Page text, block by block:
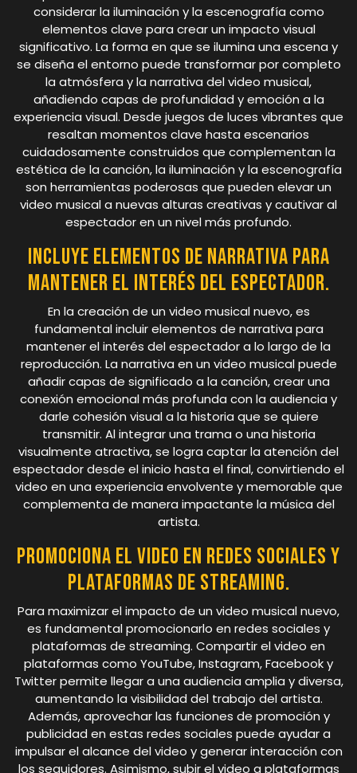
considerar la iluminación y la escenografía como
elementos clave para crear un impacto visual
significativo. La forma en que se ilumina una escena y
se diseña el entorno puede transformar por completo
la atmósfera y la narrativa del video musical,
añadiendo capas de profundidad y emoción a la
experiencia visual. Desde juegos de luces vibrantes que
resaltan momentos clave hasta escenarios
cuidadosamente construidos que complementan la
estética de la canción, la iluminación y la escenografía
son herramientas poderosas que pueden elevar un
video musical a nuevas alturas creativas y cautivar al
espectador en un nivel más profundo.
Incluye elementos de narrativa para
mantener el interés del espectador.
En la creación de un video musical nuevo, es
fundamental incluir elementos de narrativa para
mantener el interés del espectador a lo largo de la
reproducción. La narrativa en un video musical puede
añadir capas de significado a la canción, crear una
conexión emocional más profunda con la audiencia y
darle cohesión visual a la historia que se quiere
transmitir. Al integrar una trama o una historia
visualmente atractiva, se logra captar la atención del
espectador desde el inicio hasta el final, convirtiendo el
video en una experiencia envolvente y memorable que
complementa de manera impactante la música del
artista.
Promociona el video en redes sociales y
plataformas de streaming.
Para maximizar el impacto de un video musical nuevo,
es fundamental promocionarlo en redes sociales y
plataformas de streaming. Compartir el video en
plataformas como YouTube, Instagram, Facebook y
Twitter permite llegar a una audiencia amplia y diversa,
aumentando la visibilidad del trabajo del artista.
Además, aprovechar las funciones de promoción y
publicidad en estas redes sociales puede ayudar a
impulsar el alcance del video y generar interacción con
los seguidores. Asimismo, subir el video a plataformas